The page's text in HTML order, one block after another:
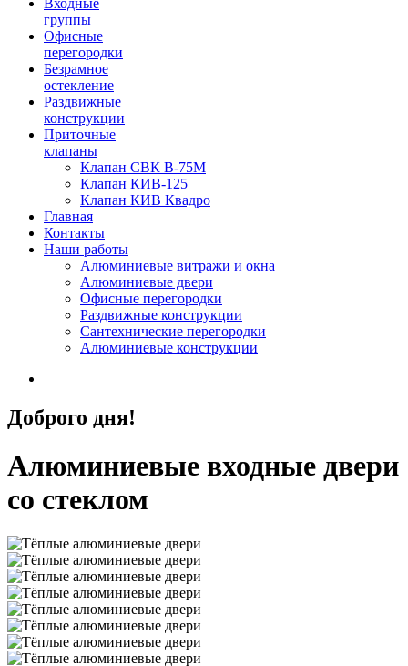
группы
Офисные
перегородки
Безрамное
остекление
Раздвижные
конструкции
Приточные
клапаны
Клапан СВК В-75М
Клапан КИВ-125
Клапан КИВ Квадро
Главная
Контакты
Наши работы
Алюминиевые витражи и окна
Алюминиевые двери
Офисные перегородки
Раздвижные конструкции
Сантехнические перегородки
Алюминиевые конструкции
Доброго дня!
Алюминиевые входные двери
со стеклом